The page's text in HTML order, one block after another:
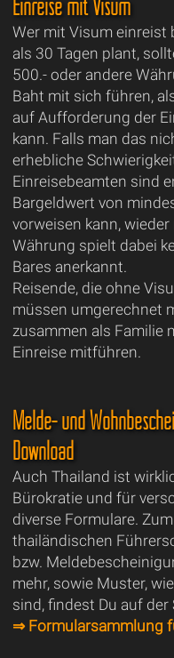
Wer mit Visum einreist
als 30 Tagen plant,
500.- oder andere
Baht mit sich führen,
auf Aufforderung der
kann. Falls man das
erhebliche
Einreisebeamten sind
Bargeldwert von
vorweisen kann,
Währung spielt dabei
Bares anerkannt.
Reisende, die ohne
müssen umgerechnet
zusammen als Familie
Einreise mitführen.
Melde- und
Download
Auch Thailand ist
Bürokratie und für
diverse Formulare.
thailändischen
bzw.
mehr, sowie Muster,
sind, findest Du auf der
⇒ Formularsammlung